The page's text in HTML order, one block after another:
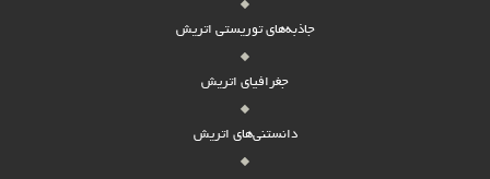
جاذبه‌های توریستی اتریش
جغرافیای اتریش
دانستنی‌های اتریش